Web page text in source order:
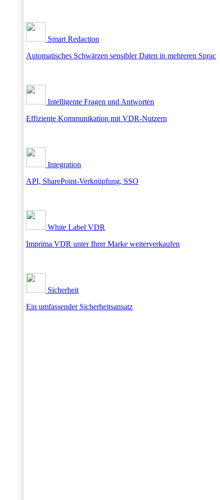
Smart Redaction
Automatisches Schwärzen sensibler Daten in mehreren
Intelligente Fragen und Antworten
Effiziente Kommunikation mit VDR-Nutzern
Integration
API, SharePoint-Verknüpfung, SSO
White Label VDR
Imprima VDR unter Ihrer Marke weiterverkaufen
Sicherheit
Ein umfassender Sicherheitsansatz